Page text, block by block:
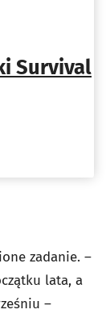
Survival
zadanie. –
lata, a
–